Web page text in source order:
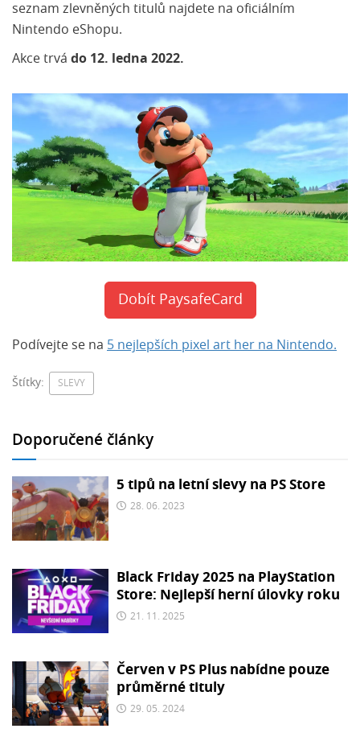
seznam zlevněných titulů najdete na oficiálním
Nintendo eShopu.
Akce trvá do 12. ledna 2022.
Dobít PaysafeCard
Podívejte se na 5 nejlepších pixel art her na Nintendo.
Štítky: SLEVY
Doporučené články
5 tipů na letní slevy na PS Store
28. 06. 2023
Black Friday 2025 na PlayStation
Store: Nejlepší herní úlovky roku
21. 11. 2025
Červen v PS Plus nabídne pouze
průměrné tituly
29. 05. 2024